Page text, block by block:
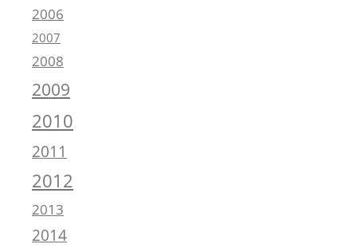
2006
2007
2008
2009
2010
2011
2012
2013
2014